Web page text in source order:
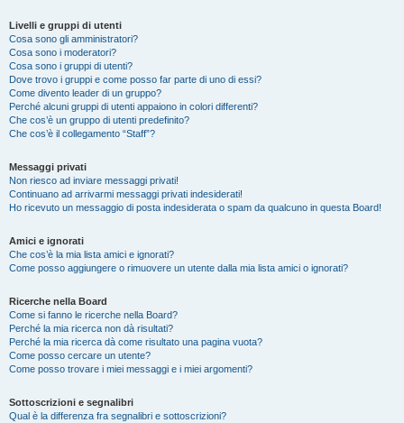
Livelli e gruppi di utenti
Cosa sono gli amministratori?
Cosa sono i moderatori?
Cosa sono i gruppi di utenti?
Dove trovo i gruppi e come posso far parte di uno di essi?
Come divento leader di un gruppo?
Perché alcuni gruppi di utenti appaiono in colori differenti?
Che cos’è un gruppo di utenti predefinito?
Che cos’è il collegamento “Staff”?
Messaggi privati
Non riesco ad inviare messaggi privati!
Continuano ad arrivarmi messaggi privati indesiderati!
Ho ricevuto un messaggio di posta indesiderata o spam da qualcuno in questa Board!
Amici e ignorati
Che cos’è la mia lista amici e ignorati?
Come posso aggiungere o rimuovere un utente dalla mia lista amici o ignorati?
Ricerche nella Board
Come si fanno le ricerche nella Board?
Perché la mia ricerca non dà risultati?
Perché la mia ricerca dà come risultato una pagina vuota?
Come posso cercare un utente?
Come posso trovare i miei messaggi e i miei argomenti?
Sottoscrizioni e segnalibri
Qual è la differenza fra segnalibri e sottoscrizioni?